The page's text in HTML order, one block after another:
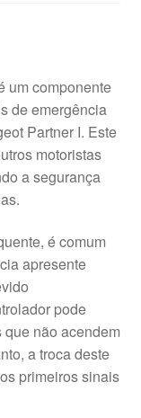
um componente
de emergência
Partner I. Este
motoristas
a segurança
é comum
apresente
pode
não acendem
a troca deste
primeiros sinais